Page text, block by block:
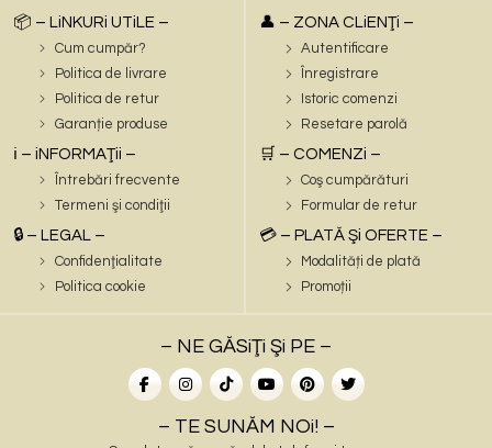
📦 – LiNKURi UTiLE –
Cum cumpăr?
Politica de livrare
Politica de retur
Garanție produse
ℹ️ – iNFORMAŢii –
Întrebări frecvente
Termeni şi condiţii
🔒 – LEGAL –
Confidenţialitate
Politica cookie
👤 – ZONA CLiENŢi –
Autentificare
Înregistrare
Istoric comenzi
Resetare parolă
🛒 – COMENZi –
Coş cumpărături
Formular de retur
💳 – PLATĂ Şi OFERTE –
Modalități de plată
Promoții
– NE GĂSiŢi Şi PE –
– TE SUNĂM NOi! –